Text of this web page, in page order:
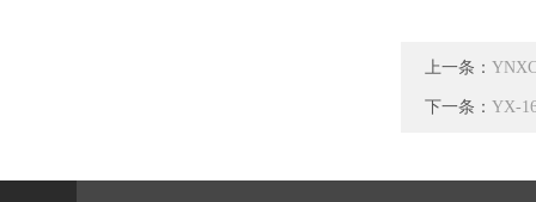
上一条：
下一条： YX-